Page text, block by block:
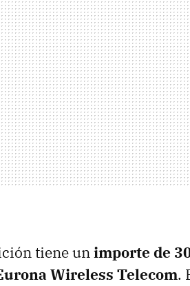
tiene unimporte de
Wireless Telecom.